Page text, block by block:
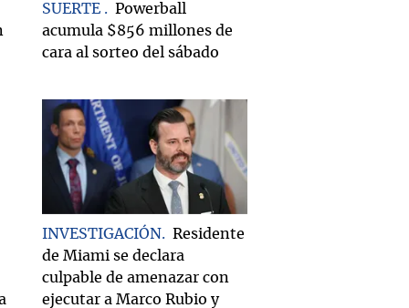
SUERTE
Powerball
acumula $856 millones de
cara al sorteo del sábado
INVESTIGACIÓN
Residente
de Miami se declara
culpable de amenazar con
ejecutar a Marco Rubio y